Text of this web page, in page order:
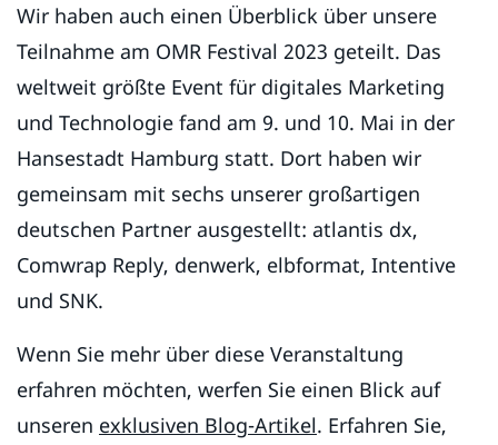
Wir haben auch einen Überblick über unsere
Teilnahme am OMR Festival 2023 geteilt. Das
weltweit größte Event für digitales Marketing
und Technologie fand am 9. und 10. Mai in der
Hansestadt Hamburg statt. Dort haben wir
gemeinsam mit sechs unserer großartigen
deutschen Partner ausgestellt: atlantis dx,
Comwrap Reply, denwerk, elbformat, Intentive
und SNK.
Wenn Sie mehr über diese Veranstaltung
erfahren möchten, werfen Sie einen Blick auf
unseren exklusiven Blog-Artikel. Erfahren Sie,